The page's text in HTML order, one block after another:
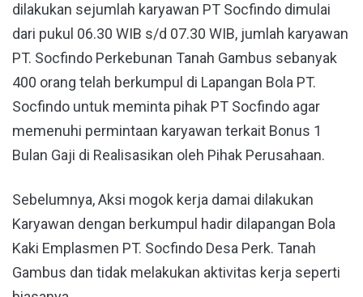
dilakukan sejumlah karyawan PT Socfindo dimulai
dari pukul 06.30 WIB s/d 07.30 WIB, jumlah karyawan
PT. Socfindo Perkebunan Tanah Gambus sebanyak
400 orang telah berkumpul di Lapangan Bola PT.
Socfindo untuk meminta pihak PT Socfindo agar
memenuhi permintaan karyawan terkait Bonus 1
Bulan Gaji di Realisasikan oleh Pihak Perusahaan.
Sebelumnya, Aksi mogok kerja damai dilakukan
Karyawan dengan berkumpul hadir dilapangan Bola
Kaki Emplasmen PT. Socfindo Desa Perk. Tanah
Gambus dan tidak melakukan aktivitas kerja seperti